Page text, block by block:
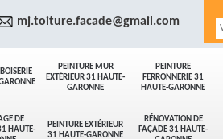
PEINTURE MUR
EXTÉRIEUR 31 HAUTE-
GARONNE
PEINTURE
FERRONNERIE 31
HAUTE-GARONNE
DE
HAUTE-
PEINTURE EXTÉRIEUR
31 HAUTE-GARONNE
RÉNOVATION DE
FAÇADE 31 HAUTE-
mj.toiture.facade@gmail.com